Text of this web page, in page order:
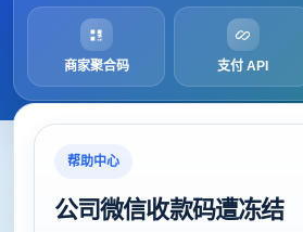
商家聚合码 支付 API
帮助中心
公司微信收款码遭冻结